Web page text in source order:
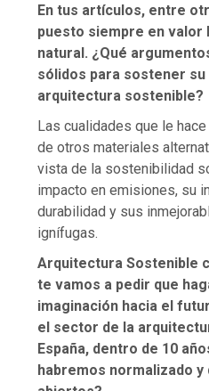
En tus artículos, entre
puesto siempre en valor
natural. ¿Qué
sólidos para sostener su
arquitectura sostenible?
Las cualidades que le
de otros materiales
vista de la sostenibilidad
impacto en emisiones, su
durabilidad y sus
ignífugas.
Arquitectura Sostenible
te vamos a pedir que
imaginación hacia el
el sector de la
España, dentro de 10
habremos normalizado